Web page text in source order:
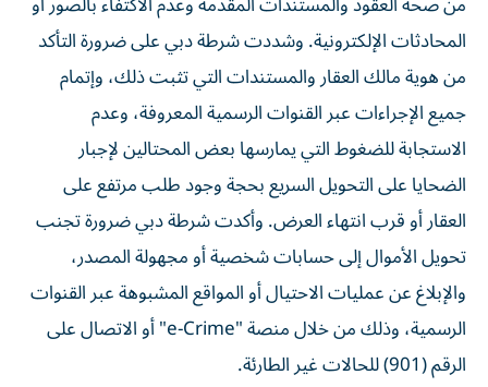
المحادثات الإلكترونية. وشددت شرطة دبي على ضرورة التأكد
من هوية مالك العقار والمستندات التي تثبت ذلك، وإتمام
جميع الإجراءات عبر القنوات الرسمية المعروفة، وعدم
الاستجابة للضغوط التي يمارسها بعض المحتالين لإجبار
الضحايا على التحويل السريع بحجة وجود طلب مرتفع على
العقار أو قرب انتهاء العرض. وأكدت شرطة دبي ضرورة تجنب
تحويل الأموال إلى حسابات شخصية أو مجهولة المصدر،
والإبلاغ عن عمليات الاحتيال أو المواقع المشبوهة عبر القنوات
الرسمية، وذلك من خلال منصة "e-Crime" أو الاتصال على
الرقم (901) للحالات غير الطارئة.